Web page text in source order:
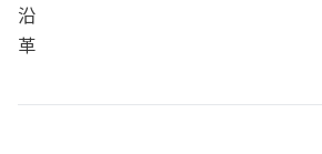
沿
革